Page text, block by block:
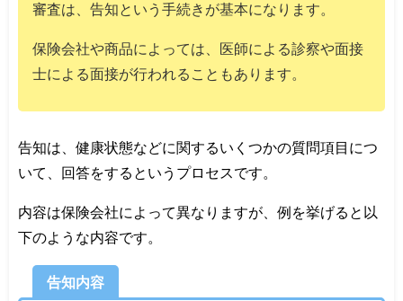
審査は、告知という手続きが基本になります。
保険会社や商品によっては、医師による診察や面接
士による面接が行われることもあります。
告知は、健康状態などに関するいくつかの質問項目につ
いて、回答をするというプロセスです。
内容は保険会社によって異なりますが、例を挙げると以
下のような内容です。
告知内容